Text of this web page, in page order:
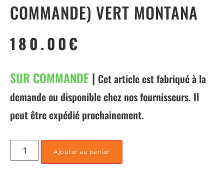
COMMANDE) VERT MONTANA
180.00€
SUR COMMANDE | Cet article est fabriqué à la
demande ou disponible chez nos fournisseurs. Il
peut être expédié prochainement.
Ajouter au panier